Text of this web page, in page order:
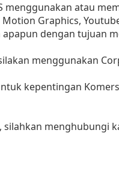
menggunakan atau
Graphics,
dengan tujuan
menggunakan
kepentingan
menghubungi